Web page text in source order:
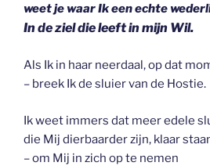
weet je waar Ik een echte
In de ziel die leeft in mijn Wil.
Als Ik in haar neerdaal, op dat
– breek Ik de sluier van de Hostie.
Ik weet immers dat meer edele
die Mij dierbaarder zijn, klaar
– om Mij in zich op te nemen